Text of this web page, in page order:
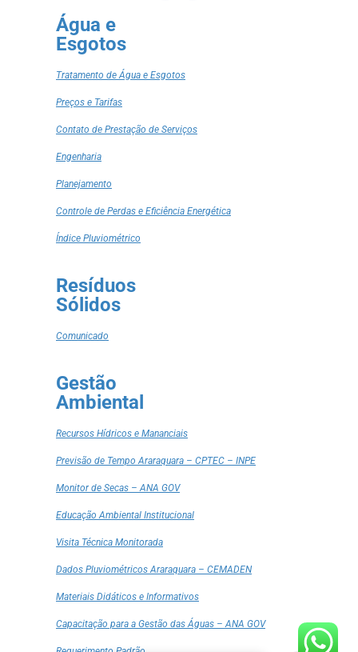
Água e
Esgotos
Tratamento de Água e Esgotos
Preços e Tarifas
Contato de Prestação de Serviços
Engenharia
Planejamento
Controle de Perdas e Eficiência Energética
Índice Pluviométrico
Resíduos
Sólidos
Comunicado
Gestão
Ambiental
Recursos Hídricos e Mananciais
Previsão de Tempo Araraquara – CPTEC – INPE
Monitor de Secas – ANA GOV
Educação Ambiental Institucional
Visita Técnica Monitorada
Dados Pluviométricos Araraquara – CEMADEN
Materiais Didáticos e Informativos
Capacitação para a Gestão das Águas – ANA GOV